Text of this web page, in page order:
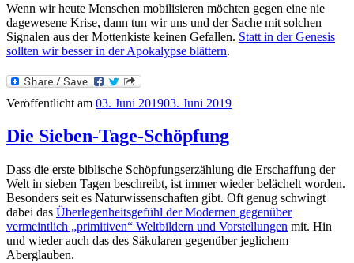
Wenn wir heute Menschen mobilisieren möchten gegen eine nie
dagewesene Krise, dann tun wir uns und der Sache mit solchen
Signalen aus der Mottenkiste keinen Gefallen. Statt in der Genesis
sollten wir besser in der Apokalypse blättern.
Veröffentlicht am 03. Juni 201903. Juni 2019
Die Sieben-Tage-Schöpfung
Dass die erste biblische Schöpfungserzählung die Erschaffung der
Welt in sieben Tagen beschreibt, ist immer wieder belächelt worden.
Besonders seit es Naturwissenschaften gibt. Oft genug schwingt
dabei das Überlegenheitsgefühl der Modernen gegenüber
vermeintlich „primitiven“ Weltbildern und Vorstellungen mit. Hin
und wieder auch das des Säkularen gegenüber jeglichem
Aberglauben.